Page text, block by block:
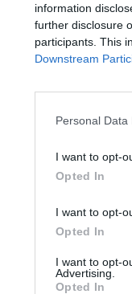
information
further disclosure
participants. This
Downstream
Personal
I want to opt-
Opted In
I want to opt-
Opted In
I want to opt-
Advertising.
Opted In